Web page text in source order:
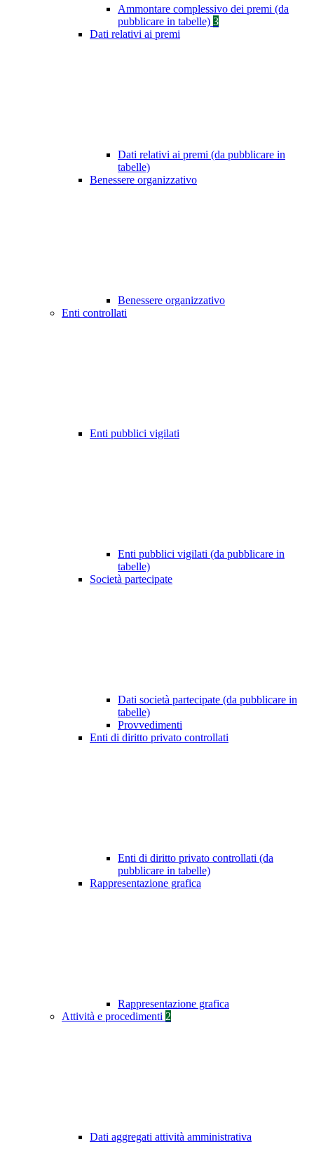
Ammontare complessivo dei premi (da
pubblicare in tabelle) 3
Dati relativi ai premi
Dati relativi ai premi (da pubblicare in
tabelle)
Benessere organizzativo
Benessere organizzativo
Enti controllati
Enti pubblici vigilati
Enti pubblici vigilati (da pubblicare in
tabelle)
Società partecipate
Dati società partecipate (da pubblicare in
tabelle)
Provvedimenti
Enti di diritto privato controllati
Enti di diritto privato controllati (da
pubblicare in tabelle)
Rappresentazione grafica
Rappresentazione grafica
Attività e procedimenti 2
Dati aggregati attività amministrativa